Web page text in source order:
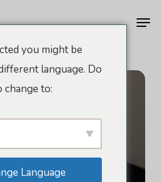
you might be
language. Do
to:
Language